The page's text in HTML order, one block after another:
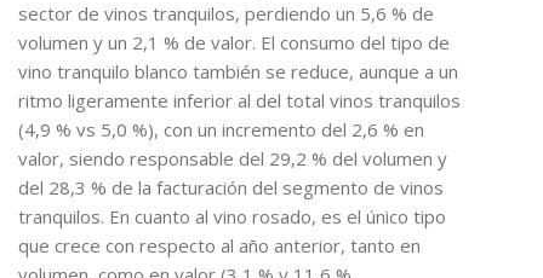
sector de vinos tranquilos, perdiendo un 5,6 % de
volumen y un 2,1 % de valor. El consumo del tipo de
vino tranquilo blanco también se reduce, aunque a un
ritmo ligeramente inferior al del total vinos tranquilos
(4,9 % vs 5,0 %), con un incremento del 2,6 % en
valor, siendo responsable del 29,2 % del volumen y
del 28,3 % de la facturación del segmento de vinos
tranquilos. En cuanto al vino rosado, es el único tipo
que crece con respecto al año anterior, tanto en